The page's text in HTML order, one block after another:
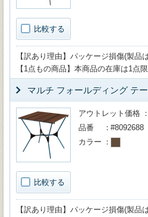
比較する
【訳あり理由】パッケージ損傷(製品
【1点もの商品】本商品の在庫は1点限
マルチ フォールディング テ
比較する
アウトレット価格
品番
#8092688
カラー
【訳あり理由】パッケージ損傷(製品